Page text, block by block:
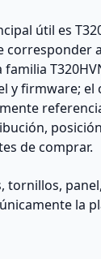
útil es
corresponder
y firmware;
de comprar.
tornillos,
la